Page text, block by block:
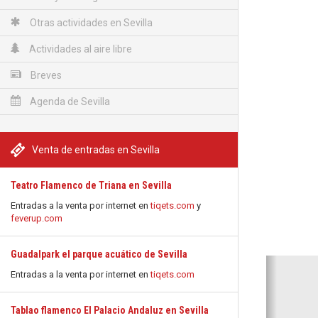
Otras actividades en Sevilla
Actividades al aire libre
Breves
Agenda de Sevilla
Venta de entradas en Sevilla
Teatro Flamenco de Triana en Sevilla
Entradas a la venta por internet entiqets.com y
feverup.com
Guadalpark el parque acuático de Sevilla
Entradas a la venta por internet entiqets.com
Tablao flamenco El Palacio Andaluz en Sevilla